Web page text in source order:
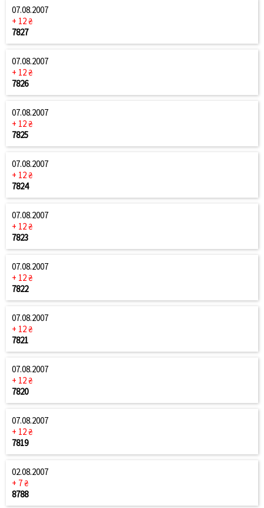
07.08.2007
+ 12 ₴
7827
07.08.2007
+ 12 ₴
7826
07.08.2007
+ 12 ₴
7825
07.08.2007
+ 12 ₴
7824
07.08.2007
+ 12 ₴
7823
07.08.2007
+ 12 ₴
7822
07.08.2007
+ 12 ₴
7821
07.08.2007
+ 12 ₴
7820
07.08.2007
+ 12 ₴
7819
02.08.2007
+ 7 ₴
8788